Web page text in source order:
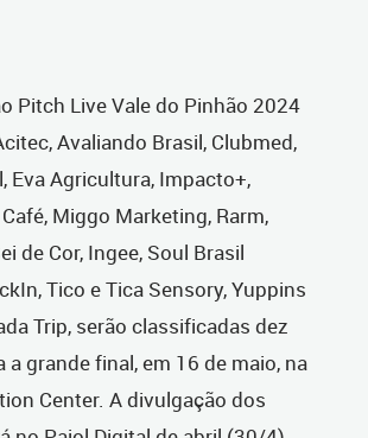
Pitch Live Vale do Pinhão 2024
Avaliando Brasil, Clubmed,
Eva Agricultura, Impacto+,
Miggo Marketing, Rarm,
de Cor, Ingee, Soul Brasil
Tico e Tica Sensory, Yuppins
Trip, serão classificadas dez
a grande final, em 16 de maio, na
Center. A divulgação dos